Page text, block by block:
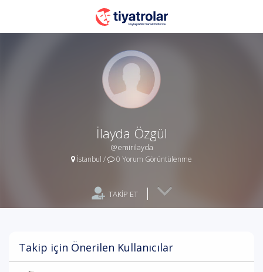
İlayda Özgül
@emirilayda
İstanbul / 0 Yorum Görüntülenme
TAKİP ET |
Takip için Önerilen Kullanıcılar